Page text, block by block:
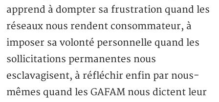
apprend à dompter sa frustration quand les
réseaux nous rendent consommateur, à
imposer sa volonté personnelle quand les
sollicitations permanentes nous
esclavagisent, à réfléchir enfin par nous-
mêmes quand les GAFAM nous dictent leur